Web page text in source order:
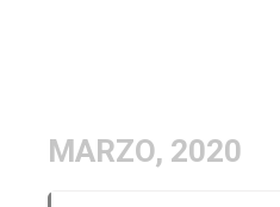
MARZO, 2020